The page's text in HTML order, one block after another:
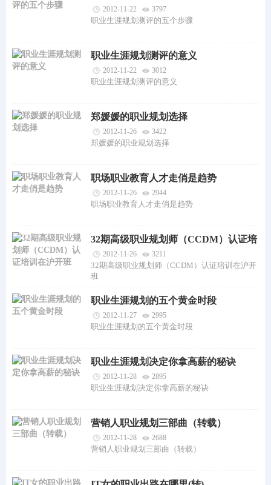
2012-11-22 3797
职业生涯规划测评的五个步骤
职业生涯规划测评的意义
2012-11-22 3012
职业生涯规划测评的意义
郑媛媛的职业规划选择
2012-11-26 3422
郑媛媛的职业规划选择
职场职业教育人才走俏是趋势
2012-11-26 2944
职场职业教育人才走俏是趋势
32期高级职业规划师（CCDM）认证培
训在沪开班
2012-11-26 3211
32期高级职业规划师（CCDM）认证培训在沪开
班
职业生涯规划的五个黄金时段
2012-11-27 2995
职业生涯规划的五个黄金时段
职业生涯规划决定你拿高薪的秘诀
2012-11-28 2895
职业生涯规划决定你拿高薪的秘诀
营销人职业规划三部曲（转载）
2012-11-28 2688
营销人职业规划三部曲（转载）